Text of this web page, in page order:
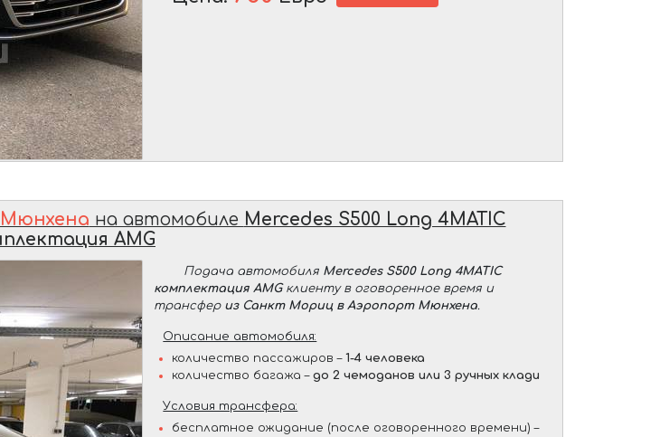
на автомобиле Mercedes S500 Long 4MATIC
AMG
Подача автомобиля Mercedes S500 Long 4MATIC
комплектация AMGклиенту в оговоренное время и
трансфер из Санкт Мориц в Аэропорт Мюнхена.
Описание автомобиля:
количество пассажиров –1-4 человека
количество багажа –до 2 чемоданов или 3 ручных клади
Условия трансфера:
бесплатное ожидание (после оговоренного времени) –